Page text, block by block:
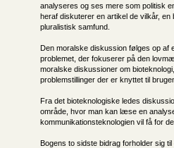
analyseres og ses mere som politisk
heraf diskuterer en artikel de vilkår,
pluralistisk samfund.
Den moralske diskussion følges op af
problemet, der fokuserer på den
moralske diskussioner om
problemstillinger der er knyttet til
Fra det bioteknologiske ledes
område, hvor man kan læse en
kommunikationsteknologien vil få for
Bogens to sidste bidrag forholder sig